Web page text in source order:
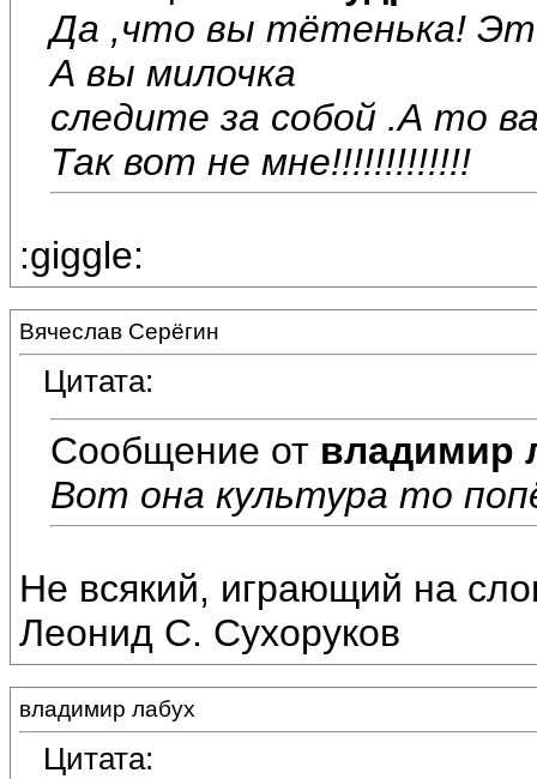
Да ,что вы тётенька!
А вы милочка
следите за собой .А то
Так вот не мне!!!!!!!!!!!!!
:giggle:
Вячеслав Серёгин
Цитата:
Сообщение от владимир
Вот она культура то
Не всякий, играющий на
Леонид С. Сухоруков
владимир лабух
Цитата: